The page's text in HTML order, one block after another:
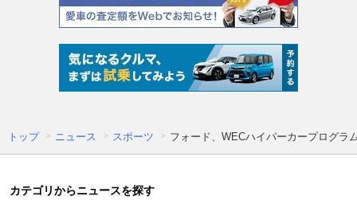
トップ ニュース スポーツ フォード、WECハイパーカープログラ
カテゴリからニュースを探す